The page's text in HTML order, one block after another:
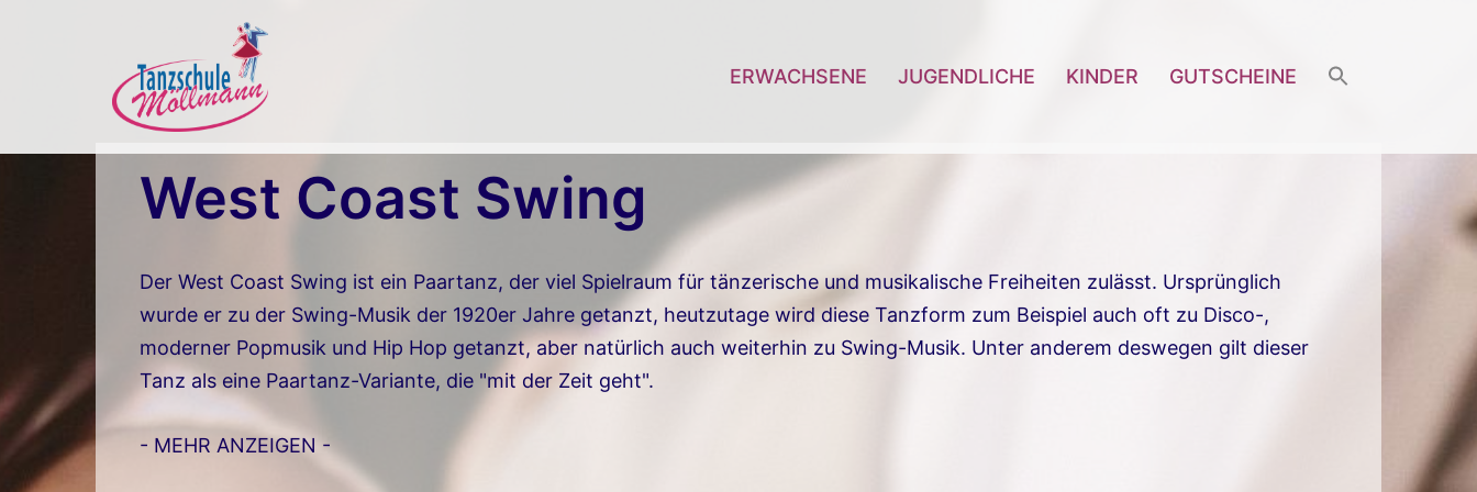
ERWACHSENE JUGENDLICHE KINDER GUTSCHEINE
West Coast Swing
Der West Coast Swing ist ein Paartanz, der viel Spielraum für tänzerische und musikalische Freiheiten zulässt. Ursprünglich
wurde er zu der Swing-Musik der 1920er Jahre getanzt, heutzutage wird diese Tanzform zum Beispiel auch oft zu Disco-,
moderner Popmusik und Hip Hop getanzt, aber natürlich auch weiterhin zu Swing-Musik. Unter anderem deswegen gilt dieser
Tanz als eine Paartanz-Variante, die "mit der Zeit geht".
Wie sieht dieser Tanz aus?
- MEHR ANZEIGEN -